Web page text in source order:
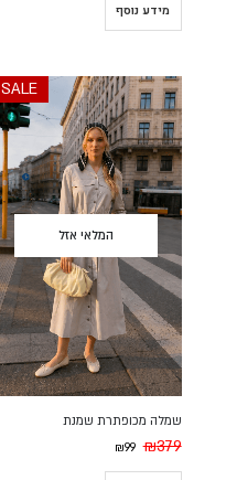
מידע נוסף
המלאי אזל
SALE
שמלה מכופתרת שמנת
₪379
₪99